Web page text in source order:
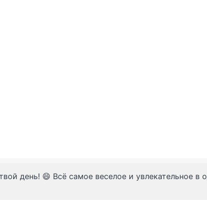
день! 😄 Всё самое веселое и увлекательное